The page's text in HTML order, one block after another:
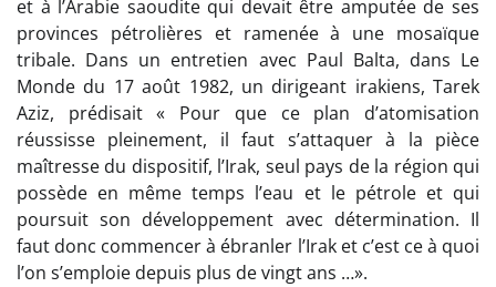
et à l’Arabie saoudite qui devait être amputée de ses
provinces pétrolières et ramenée à une mosaïque
tribale. Dans un entretien avec Paul Balta, dans Le
Monde du 17 août 1982, un dirigeant irakiens, Tarek
Aziz, prédisait « Pour que ce plan d’atomisation
réussisse pleinement, il faut s’attaquer à la pièce
maîtresse du dispositif, l’Irak, seul pays de la région qui
possède en même temps l’eau et le pétrole et qui
poursuit son développement avec détermination. Il
faut donc commencer à ébranler l’Irak et c’est ce à quoi
l’on s’emploie depuis plus de vingt ans …».